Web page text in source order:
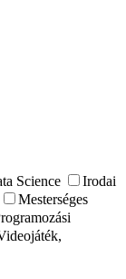
Science
Irodai
Mesterséges